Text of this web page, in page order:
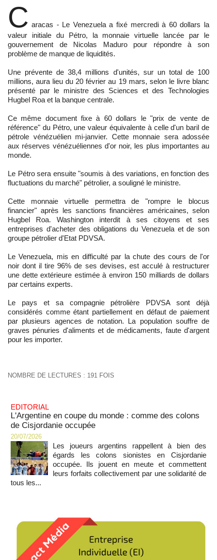
C aracas - Le Venezuela a fixé mercredi à 60 dollars la
valeur initiale du Pétro, la monnaie virtuelle lancée par le
gouvernement de Nicolas Maduro pour répondre à son
problème de manque de liquidités.
Une prévente de 38,4 millions d'unités, sur un total de 100
millions, aura lieu du 20 février au 19 mars, selon le livre blanc
présenté par le ministre des Sciences et des Technologies
Hugbel Roa et la banque centrale.
Ce même document fixe à 60 dollars le "prix de vente de
référence" du Pétro, une valeur équivalente à celle d'un baril de
pétrole vénézuélien mi-janvier. Cette monnaie sera adossée
aux réserves vénézuéliennes d'or noir, les plus importantes au
monde.
Le Pétro sera ensuite "soumis à des variations, en fonction des
fluctuations du marché" pétrolier, a souligné le ministre.
Cette monnaie virtuelle permettra de "rompre le blocus
financier" après les sanctions financières américaines, selon
Hugbel Roa. Washington interdit à ses citoyens et ses
entreprises d'acheter des obligations du Venezuela et de son
groupe pétrolier d'Etat PDVSA.
Le Venezuela, mis en difficulté par la chute des cours de l'or
noir dont il tire 96% de ses devises, est acculé à restructurer
une dette extérieure estimée à environ 150 milliards de dollars
par certains experts.
Le pays et sa compagnie pétrolière PDVSA sont déjà
considérés comme étant partiellement en défaut de paiement
par plusieurs agences de notation. La population souffre de
graves pénuries d'aliments et de médicaments, faute d'argent
pour les importer.
NOMBRE DE LECTURES : 191 FOIS
EDITORIAL
L'Argentine en coupe du monde : comme des colons
de Cisjordanie occupée
20/07/2026
Les joueurs argentins rappellent à bien des
égards les colons sionistes en Cisjordanie
occupée. Ils jouent en meute et commettent
leurs forfaits collectivement par une solidarité de
tous les...